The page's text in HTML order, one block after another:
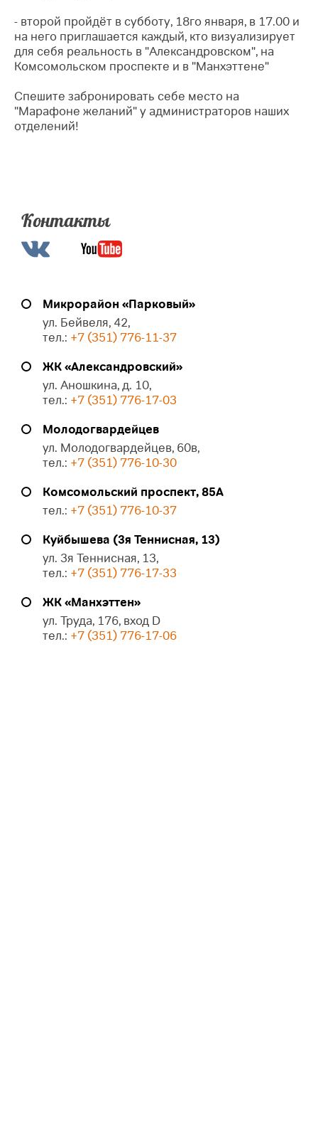
- второй пройдёт в субботу, 18го января, в 17.00 и
на него приглашается каждый, кто визуализирует
для себя реальность в "Александровском", на
Комсомольском проспекте и в "Манхэттене"
Спешите забронировать себе место на
"Марафоне желаний" у администраторов наших
отделений!
Контакты
Микрорайон «Парковый»
ул. Бейвеля, 42,
тел.: +7 (351) 776-11-37
ЖК «Александровский»
ул. Аношкина, д. 10,
тел.: +7 (351) 776-17-03
Молодогвардейцев
ул. Молодогвардейцев, 60в,
тел.: +7 (351) 776-10-30
Комсомольский проспект, 85А
тел.: +7 (351) 776-10-37
Куйбышева (3я Теннисная, 13)
ул. 3я Теннисная, 13,
тел.: +7 (351) 776-17-33
ЖК «Манхэттен»
ул. Труда, 176, вход D
тел.: +7 (351) 776-17-06